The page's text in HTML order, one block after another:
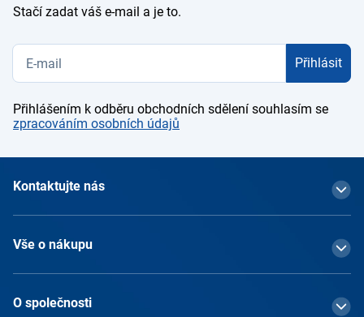
Stačí zadat váš e-mail a je to.
Přihlásit
Přihlášením k odběru obchodních sdělení souhlasím se
zpracováním osobních údajů
Kontaktujte nás
Vše o nákupu
O společnosti